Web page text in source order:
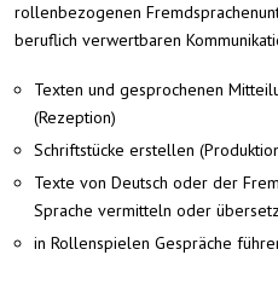
rollenbezogenen
beruflich verwertbaren
Texten und gesprochenen
(Rezeption)
Schriftstücke erstellen
Texte von Deutsch oder der
Sprache vermitteln oder
in Rollenspielen Gespräche